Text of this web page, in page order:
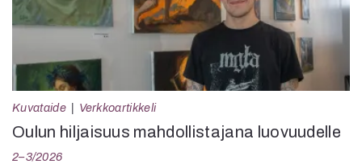
Kuvataide Verkkoartikkeli
Oulun hiljaisuus mahdollistajana luovuudelle
2–3/2026